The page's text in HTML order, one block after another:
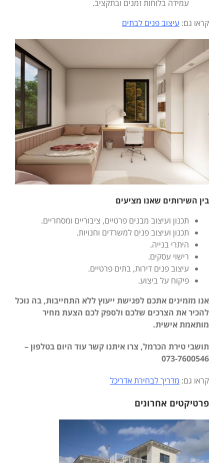
עמידה בלוחות זמנים ובתקציב.
קראו גם: עיצוב פנים לבתים
בין השירותים שאנו מציעים
תכנון ועיצוב מבנים פרטיים, ציבוריים ומסחריים.
תכנון ועיצוב פנים למשרדים וחנויות.
היתרי בנייה.
רישוי עסקים.
עיצוב פנים דירות, בתים פרטיים.
פיקוח על ביצוע.
אנו מזמינים אתכם לפגישת ייעוץ ללא התחייבות, בה נוכל
להכיר את הצרכים שלכם ולספק לכם הצעת מחיר
מותאמת אישית.
תושבי טירת הכרמל, צרו איתנו קשר עוד היום בטלפון –
073-7600546
קראו גם: מדריך לבחירת אדריכל
פרטיקטים אחרונים